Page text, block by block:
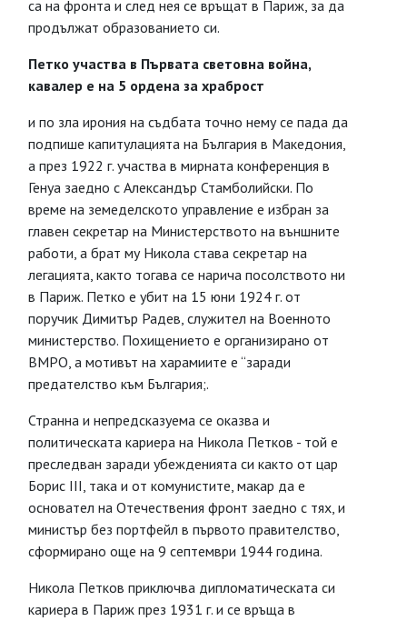
са на фронта и след нея се връщат в Париж, за да
продължат образованието си.
Петко участва в Първата световна война,
кавалер е на 5 ордена за храброст
и по зла ирония на съдбата точно нему се пада да
подпише капитулацията на България в Македония,
а през 1922 г. участва в мирната конференция в
Генуа заедно с Александър Стамболийски. По
време на земеделското управление е избран за
главен секретар на Министерството на външните
работи, а брат му Никола става секретар на
легацията, както тогава се нарича посолството ни
в Париж. Петко е убит на 15 юни 1924 г. от
поручик Димитър Радев, служител на Военното
министерство. Похищението е организирано от
ВМРО, а мотивът на харамиите е “заради
предателство към България;.
Странна и непредсказуема се оказва и
политическата кариера на Никола Петков - той е
преследван заради убежденията си както от цар
Борис III, така и от комунистите, макар да е
основател на Отечествения фронт заедно с тях, и
министър без портфейл в първото правителство,
сформирано още на 9 септември 1944 година.
Никола Петков приключва дипломатическата си
кариера в Париж през 1931 г. и се връща в